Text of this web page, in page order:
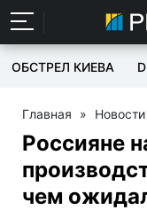
ОБСТРЕЛ КИЕВА
Главная » Новости
Россияне
чем